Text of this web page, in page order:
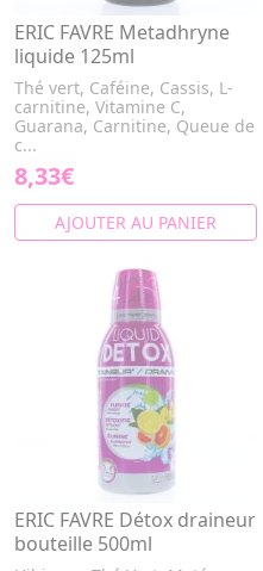
ERIC FAVRE Metadhryne
liquide 125ml
Thé vert, Caféine, Cassis, L-
carnitine, Vitamine C,
Guarana, Carnitine, Queue de
c...
8,33€
AJOUTER AU PANIER
ERIC FAVRE Détox draineur
bouteille 500ml